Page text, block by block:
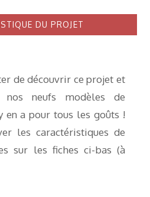
DU PROJET
de découvrir ce projet et
neufs modèles de
en a pour tous les goûts !
les caractéristiques de
sur les fiches ci-bas (à